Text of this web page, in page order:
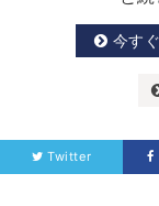
今す
Twitter